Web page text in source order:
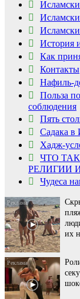
История
Как
Контакты
Нафиль-
Польза
соблюдения
Пять
Садака в
Хадж-
ЧТО
РЕЛИГИИ
Чудеса
их